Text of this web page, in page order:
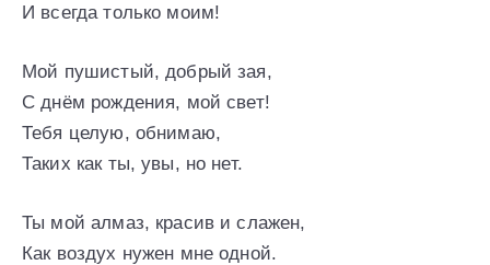
И всегда только моим!
Мой пушистый, добрый зая,
С днём рождения, мой свет!
Тебя целую, обнимаю,
Таких как ты, увы, но нет.
Ты мой алмаз, красив и слажен,
Как воздух нужен мне одной.